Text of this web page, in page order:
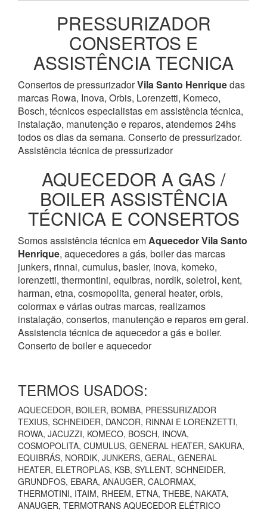
PRESSURIZADOR
CONSERTOS E
ASSISTÊNCIA TECNICA
Consertos de pressurizadorVila Santo Henriquedas
marcas Rowa, Inova, Orbis, Lorenzetti, Komeco,
Bosch, técnicos especialistas em assistência técnica,
instalação, manutenção e reparos, atendemos 24hs
todos os dias da semana. Conserto de pressurizador.
Assistência técnica de pressurizador
AQUECEDOR A GAS /
BOILER ASSISTÊNCIA
TÉCNICA E CONSERTOS
Somos assistência técnica emAquecedorVila Santo
Henrique, aquecedores a gás, boiler das marcas
junkers, rinnai, cumulus, basler, inova, komeko,
lorenzetti, thermontini, equibras, nordik, soletrol, kent,
harman, etna, cosmopolita, general heater, orbis,
colormax e várias outras marcas, realizamos
instalação, consertos, manutenção e reparos em geral.
Assistencia técnica de aquecedor a gás e boiler.
Conserto de boiler e aquecedor
TERMOS USADOS:
AQUECEDOR, BOILER, BOMBA, PRESSURIZADOR
TEXIUS, SCHNEIDER, DANCOR, RINNAI E LORENZETTI,
ROWA, JACUZZI, KOMECO, BOSCH, INOVA,
COSMOPOLITA, CUMULUS, GENERAL HEATER, SAKURA,
EQUIBRÁS, NORDIK, JUNKERS, GERAL, GENERAL
HEATER, ELETROPLAS, KSB, SYLLENT, SCHNEIDER,
GRUNDFOS, EBARA, ANAUGER, CALORMAX,
THERMOTINI, ITAIM, RHEEM, ETNA, THEBE, NAKATA,
ANAUGER, TERMOTRANS AQUECEDOR ELÉTRICO